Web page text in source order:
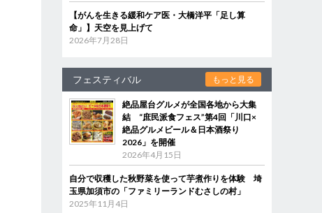
【がんを生きる緩和ケア医・大橋洋平「足し算
命」】天空を見上げて
2026年7月28日
フェスティバル もっと見る
絶品屋台グルメが全国各地から大集
結 “庶民派食フェス”第4回「川口×
絶品グルメビール＆日本酒祭り
2026」を開催
2026年4月15日
自分で収穫した秋野菜を使って芋煮作りを体験 埼
玉県加須市の「ファミリーランドむさしの村」
2025年11月4日